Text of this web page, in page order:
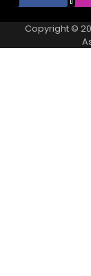
Copyright ©